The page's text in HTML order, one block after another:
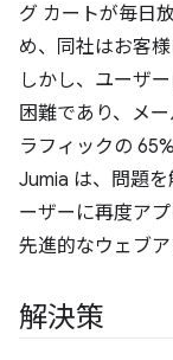
グ カートが毎日
め、同社はお客
しかし、ユーザ
困難であり、メ
ラフィックの
Jumia は、問題
ーザーに再度ア
先進的なウェブ
解決策